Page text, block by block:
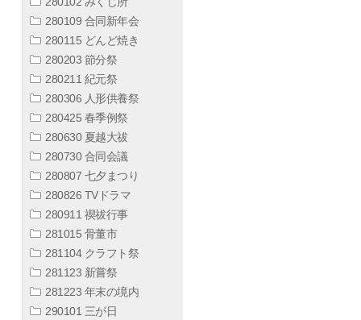
280109 合同新年会
280115 どんど焼き
280203 節分祭
280211 紀元祭
280306 人形供養祭
280425 春季例祭
280630 夏越大祓
280730 合同会議
280807 七夕まつり
280826 TVドラマ
280911 禊祓行事
281015 骨董市
281104 クラフト祭
281123 新嘗祭
281223 年末の境内
290101 三が日